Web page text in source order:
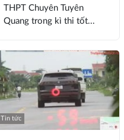
THPT Chuyên Tuyên
Quang trong kì thi tốt...
Tin tức